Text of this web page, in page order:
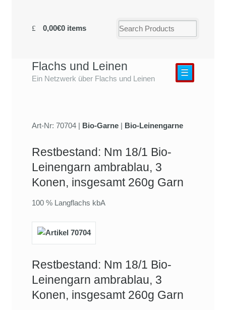
0,00€0 items
Flachs und Leinen
Ein Netzwerk über Flachs und Leinen
☰
Art-Nr: 70704 | Bio-Garne | Bio-Leinengarne
Restbestand: Nm 18/1 Bio-
Leinengarn ambrablau, 3
Konen, insgesamt 260g Garn
100 % Langflachs kbA
Restbestand: Nm 18/1 Bio-
Leinengarn ambrablau, 3
Konen, insgesamt 260g Garn